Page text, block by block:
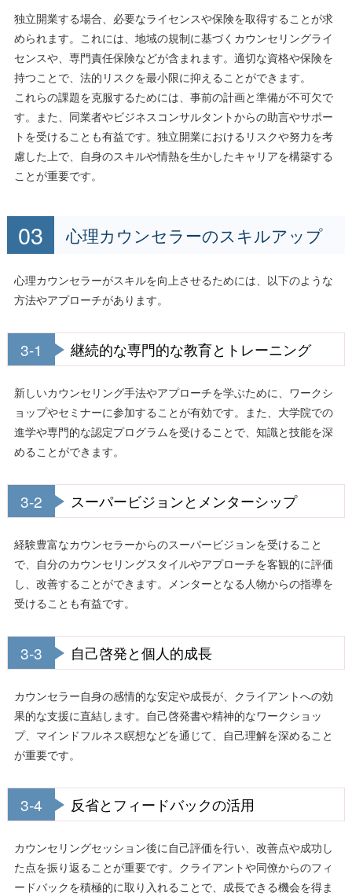
独立開業する場合、必要なライセンスや保険を取得することが求
められます。これには、地域の規制に基づくカウンセリングライ
センスや、専門責任保険などが含まれます。適切な資格や保険を
持つことで、法的リスクを最小限に抑えることができます。
これらの課題を克服するためには、事前の計画と準備が不可欠で
す。また、同業者やビジネスコンサルタントからの助言やサポー
トを受けることも有益です。独立開業におけるリスクや努力を考
慮した上で、自身のスキルや情熱を生かしたキャリアを構築する
ことが重要です。
心理カウンセラーのスキルアップ
心理カウンセラーがスキルを向上させるためには、以下のような
方法やアプローチがあります。
3-1 継続的な専門的な教育とトレーニング
新しいカウンセリング手法やアプローチを学ぶために、ワークシ
ョップやセミナーに参加することが有効です。また、大学院での
進学や専門的な認定プログラムを受けることで、知識と技能を深
めることができます。
3-2 スーパービジョンとメンターシップ
経験豊富なカウンセラーからのスーパービジョンを受けること
で、自分のカウンセリングスタイルやアプローチを客観的に評価
し、改善することができます。メンターとなる人物からの指導を
受けることも有益です。
3-3 自己啓発と個人的成長
カウンセラー自身の感情的な安定や成長が、クライアントへの効
果的な支援に直結します。自己啓発書や精神的なワークショッ
プ、マインドフルネス瞑想などを通じて、自己理解を深めること
が重要です。
3-4 反省とフィードバックの活用
カウンセリングセッション後に自己評価を行い、改善点や成功し
た点を振り返ることが重要です。クライアントや同僚からのフィ
ードバックを積極的に取り入れることで、成長できる機会を得ま